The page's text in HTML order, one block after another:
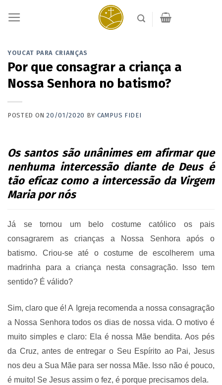
YOUCAT PARA CRIANÇAS
Por que consagrar a criança a
Nossa Senhora no batismo?
POSTED ON20/01/2020 BY CAMPUS FIDEI
Os santos são unânimes em afirmar que
nenhuma intercessão diante de Deus é
tão eficaz como a intercessão da Virgem
Maria por nós
Já se tornou um belo costume católico os pais
consagrarem as crianças a Nossa Senhora após o
batismo. Criou-se até o costume de escolherem uma
madrinha para a criança nesta consagração. Isso tem
sentido? É válido?
Sim, claro que é! A Igreja recomenda a nossa consagração
a Nossa Senhora todos os dias de nossa vida. O motivo é
muito simples e claro: Ela é nossa Mãe bendita. Aos pés
da Cruz, antes de entregar o Seu Espírito ao Pai, Jesus
nos deu a Sua Mãe para ser nossa Mãe. Isso não é pouco,
é muito! Se Jesus assim o fez, é porque precisamos dela.